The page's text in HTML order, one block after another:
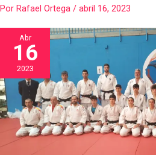
Por Rafael Ortega / abril 16, 2023
Abr
16
2023
Madrid
de
KATAS
2023